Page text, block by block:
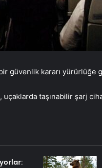
güvenlik kararı yürürlüğe
uçaklarda taşınabilir şarj